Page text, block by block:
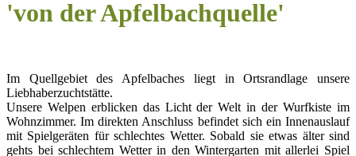
'von der Apfelbachquelle'
Im Quellgebiet des Apfelbaches liegt in Ortsrandlage unsere
Liebhaberzuchtstätte.
Unsere Welpen erblicken das Licht der Welt in der Wurfkiste im
Wohnzimmer. Im direkten Anschluss befindet sich ein Innenauslauf
mit Spielgeräten für schlechtes Wetter. Sobald sie etwas älter sind
gehts bei schlechtem Wetter in den Wintergarten mit allerlei Spiel